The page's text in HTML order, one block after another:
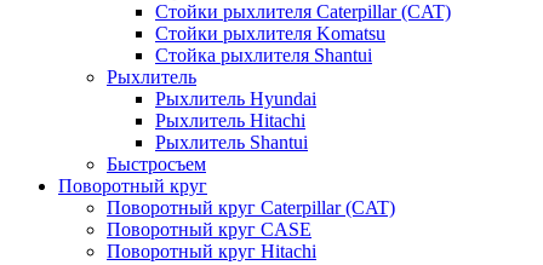
Стойки рыхлителя Caterpillar (CAT)
Стойки рыхлителя Komatsu
Стойка рыхлителя Shantui
Рыхлитель
Рыхлитель Hyundai
Рыхлитель Hitachi
Рыхлитель Shantui
Быстросъем
Поворотный круг
Поворотный круг Caterpillar (CAT)
Поворотный круг CASE
Поворотный круг Hitachi